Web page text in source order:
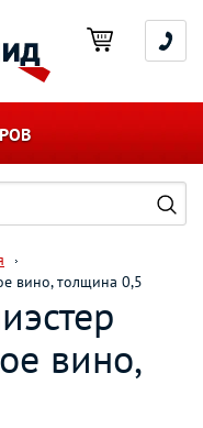
вино, толщина 0,5
вино,